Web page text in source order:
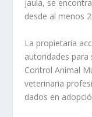
jaula, se
desde al menos
La propietaria
autoridades para
Control Animal
veterinaria
dados en